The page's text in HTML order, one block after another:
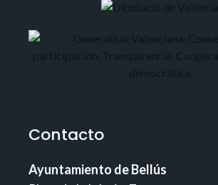
Contacto
Ayuntamiento de Bellús